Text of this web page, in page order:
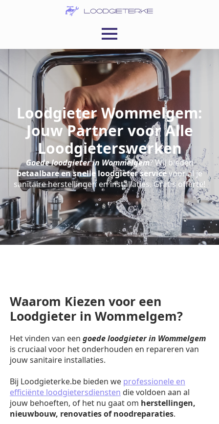
Loodgieter Wommelgem:
Jouw Partner voor Alle
Loodgieterswerken
Goede loodgieter in Wommelgem? Wij bieden
betaalbare en snelle loodgieter servicevoor al je
sanitaire herstellingen en installaties. Gratis offerte!
Waarom Kiezen voor een
Loodgieter in Wommelgem?
Het vinden van een goede loodgieter in Wommelgem
is cruciaal voor het onderhouden en repareren van
jouw sanitaire installaties.
Bij Loodgieterke.be bieden we professionele en
efficiënte loodgietersdiensten die voldoen aan al
jouw behoeften, of het nu gaat om herstellingen,
nieuwbouw, renovaties of noodreparaties.